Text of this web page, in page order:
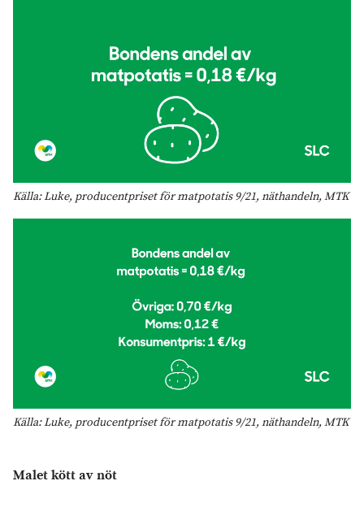
Källa: Luke, producentpriset för matpotatis 9/21, näthandeln, MTK
Källa: Luke, producentpriset för matpotatis 9/21, näthandeln, MTK
Malet kött av nöt